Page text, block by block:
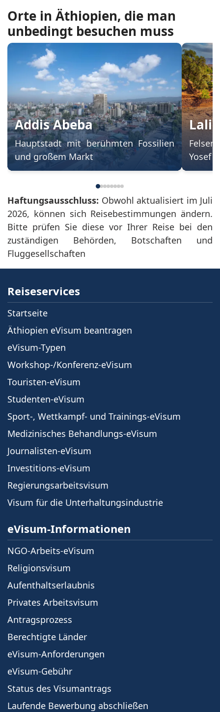
Orte in Äthiopien, die man
unbedingt besuchen muss
Addis Abeba
Hauptstadt mit berühmten Fossilien
und großem Markt
Yosef
Haftungsausschluss: Obwohl aktualisiert im Juli
2026, können sich Reisebestimmungen ändern.
Bitte prüfen Sie diese vor Ihrer Reise bei den
zuständigen Behörden, Botschaften und
Fluggesellschaften
Reiseservices
Startseite
Äthiopien eVisum beantragen
eVisum-Typen
Workshop-/Konferenz-eVisum
Touristen-eVisum
Studenten-eVisum
Sport-, Wettkampf- und Trainings-eVisum
Medizinisches Behandlungs-eVisum
Journalisten-eVisum
Investitions-eVisum
Regierungsarbeitsvisum
Visum für die Unterhaltungsindustrie
eVisum-Informationen
NGO-Arbeits-eVisum
Religionsvisum
Aufenthaltserlaubnis
Privates Arbeitsvisum
Antragsprozess
Berechtigte Länder
eVisum-Anforderungen
eVisum-Gebühr
Status des Visumantrags
Laufende Bewerbung abschließen